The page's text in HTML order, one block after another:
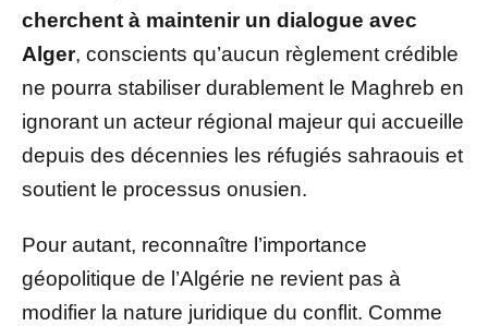
cherchent à maintenir un dialogue avec
Alger, conscients qu’aucun règlement crédible
ne pourra stabiliser durablement le Maghreb en
ignorant un acteur régional majeur qui accueille
depuis des décennies les réfugiés sahraouis et
soutient le processus onusien.
Pour autant, reconnaître l’importance
géopolitique de l’Algérie ne revient pas à
modifier la nature juridique du conflit. Comme